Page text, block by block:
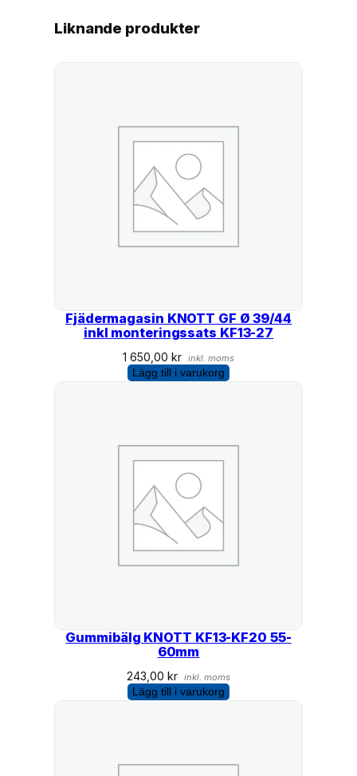
dLiknande produkter
Fjädermagasin KNOTT GF Ø 39/44
inkl monteringssats KF13-27
1 650,00 kr inkl. moms
Lägg till i varukorg
Gummibälg KNOTT KF13-KF20 55-
60mm
243,00 kr inkl. moms
Lägg till i varukorg